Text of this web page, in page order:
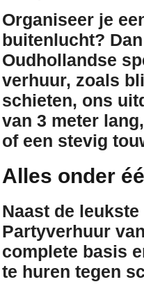
Organiseer je
buitenlucht?
Oudhollandse
verhuur, zoals
schieten, ons
van 3 meter
of een stevig
Alles onder
Naast de
Partyverhuur
complete basis
te huren tegen